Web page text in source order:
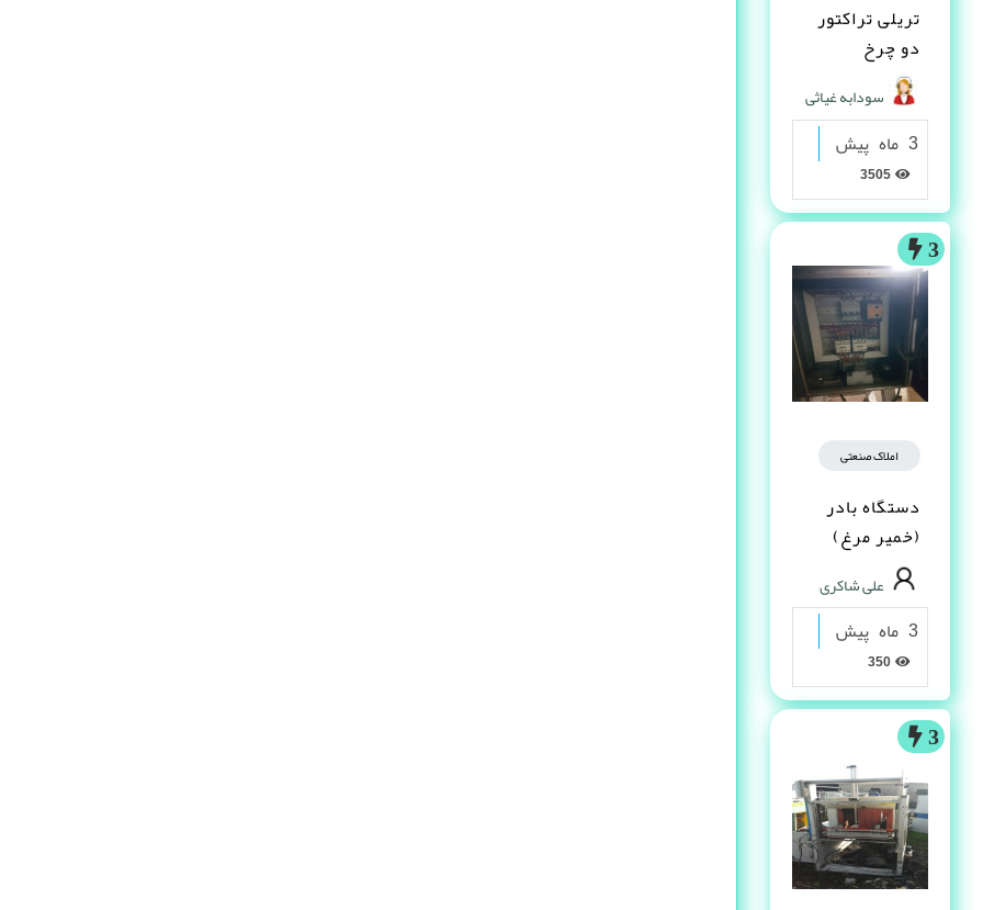
تریلی تراکتور
دو چرخ
سودابه غیاثی
3 ماه پیش
3
املاک صنعتی
دستگاه بادر
(خمیر مرغ)
علی شاکری
3 ماه پیش
3